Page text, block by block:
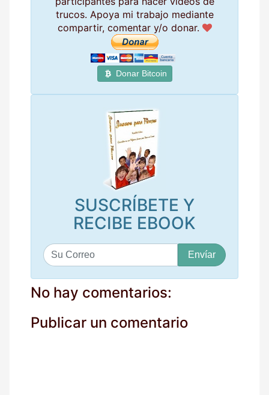
trucos. Apoya mi trabajo mediante
compartir, comentar y/o donar.
Donar Bitcoin
SUSCRÍBETE Y
RECIBE EBOOK
u
c
o
e
No hay comentarios:
Publicar un comentario